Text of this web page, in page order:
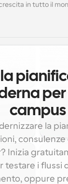
in tutto il
la
per
campus
la
consulenze
Inizia
testare i flussi
oppure